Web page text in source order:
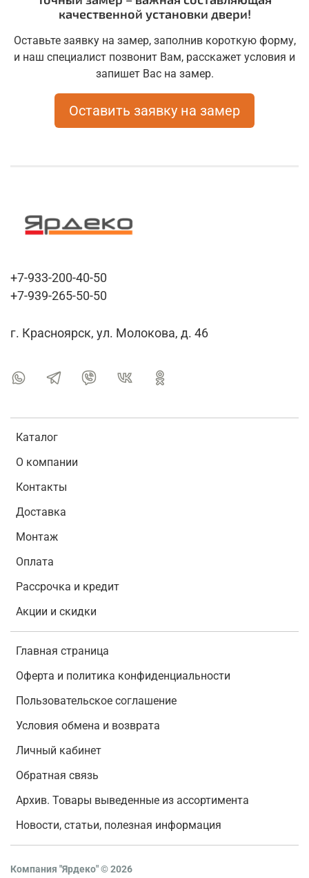
качественной установки двери!
Оставьте заявку на замер, заполнив короткую форму,
и наш специалист позвонит Вам, расскажет условия и
запишет Вас на замер.
Оставить заявку на замер
Каталог
О компании
Контакты
Доставка
Монтаж
Оплата
Рассрочка и кредит
Акции и скидки
Главная страница
Оферта и политика конфиденциальности
Пользовательское соглашение
Условия обмена и возврата
Личный кабинет
Обратная связь
Архив. Товары выведенные из ассортимента
Новости, статьи, полезная информация
+7-933-200-40-50
+7-939-265-50-50
г. Красноярск, ул. Молокова, д. 46
Компания "Ярдеко"©2026